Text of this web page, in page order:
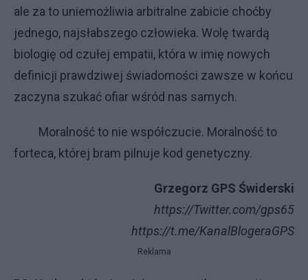
ale za to uniemożliwia arbitralne zabicie choćby
jednego, najsłabszego człowieka. Wolę twardą
biologię od czułej empatii, która w imię nowych
definicji prawdziwej świadomości zawsze w końcu
zaczyna szukać ofiar wśród nas samych.
Moralność to nie współczucie. Moralność to
forteca, której bram pilnuje kod genetyczny.
Grzegorz GPS Świderski
https://Twitter.com/gps65
https://t.me/KanalBlogeraGPS
Reklama